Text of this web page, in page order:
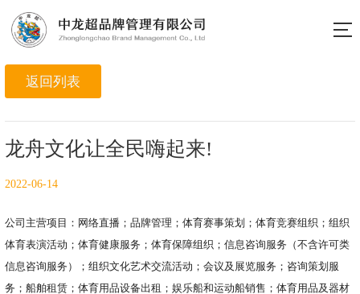
龙舟文化让全民嗨起来!
2022-06-14
公司主营项目：网络直播；品牌管理；体育赛事策划；体育竞赛组织；组织
体育表演活动；体育健康服务；体育保障组织；信息咨询服务（不含许可类
信息咨询服务）；组织文化艺术交流活动；会议及展览服务；咨询策划服
务；船舶租赁；体育用品设备出租；娱乐船和运动船销售；体育用品及器材